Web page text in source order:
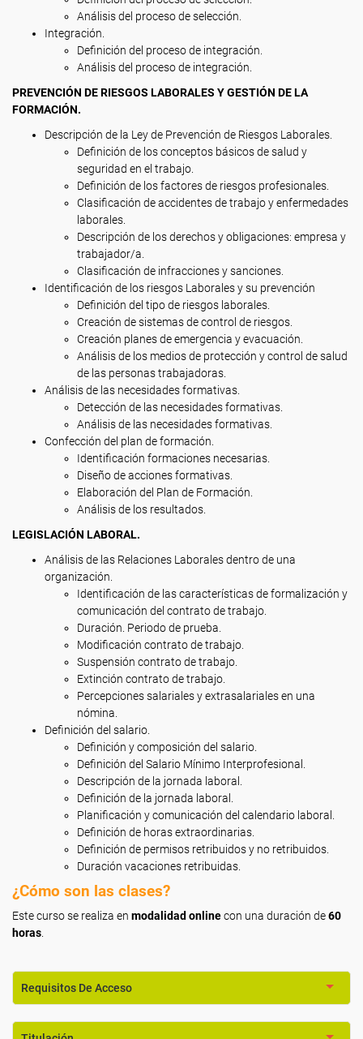
Análisis del proceso de selección.
Integración.
Definición del proceso de integración.
Análisis del proceso de integración.
PREVENCIÓN DE RIESGOS LABORALES Y GESTIÓN DE LA
FORMACIÓN.
Descripción de la Ley de Prevención de Riesgos Laborales.
Definición de los conceptos básicos de salud y
seguridad en el trabajo.
Definición de los factores de riesgos profesionales.
Clasificación de accidentes de trabajo y enfermedades
laborales.
Descripción de los derechos y obligaciones: empresa y
trabajador/a.
Clasificación de infracciones y sanciones.
Identificación de los riesgos Laborales y su prevención
Definición del tipo de riesgos laborales.
Creación de sistemas de control de riesgos.
Creación planes de emergencia y evacuación.
Análisis de los medios de protección y control de salud
de las personas trabajadoras.
Análisis de las necesidades formativas.
Detección de las necesidades formativas.
Análisis de las necesidades formativas.
Confección del plan de formación.
Identificación formaciones necesarias.
Diseño de acciones formativas.
Elaboración del Plan de Formación.
Análisis de los resultados.
LEGISLACIÓN LABORAL.
Análisis de las Relaciones Laborales dentro de una
organización.
Identificación de las características de formalización y
comunicación del contrato de trabajo.
Duración. Periodo de prueba.
Modificación contrato de trabajo.
Suspensión contrato de trabajo.
Extinción contrato de trabajo.
Percepciones salariales y extrasalariales en una
nómina.
Definición del salario.
Definición y composición del salario.
Definición del Salario Mínimo Interprofesional.
Descripción de la jornada laboral.
Definición de la jornada laboral.
Planificación y comunicación del calendario laboral.
Definición de horas extraordinarias.
Definición de permisos retribuidos y no retribuidos.
Duración vacaciones retribuidas.
¿Cómo son las clases?
Este curso se realiza en modalidad onlinecon una duración de60
horas
Requisitos De Acceso